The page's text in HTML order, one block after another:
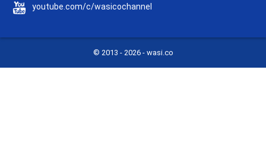
youtube.com/c/wasicochannel
© 2013 - 2026 - wasi.co